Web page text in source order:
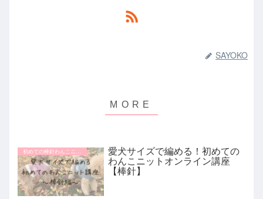
SAYOKO
初めての棒針わんこニット講座 愛犬サイズで編める！初めての
わんこニットオンライン講座
【棒針】